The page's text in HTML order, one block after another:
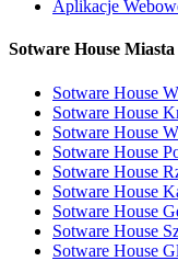
Aplikacje
Sotware House Miasta
Sotware House
Sotware House
Sotware House
Sotware House
Sotware House
Sotware House
Sotware House
Sotware House
Sotware House